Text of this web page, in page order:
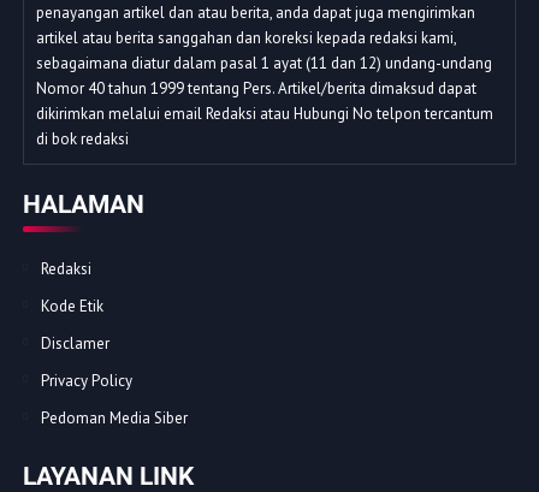
penayangan artikel dan atau berita, anda dapat juga mengirimkan
artikel atau berita sanggahan dan koreksi kepada redaksi kami,
sebagaimana diatur dalam pasal 1 ayat (11 dan 12) undang-undang
Nomor 40 tahun 1999 tentang Pers. Artikel/berita dimaksud dapat
dikirimkan melalui email Redaksi atau Hubungi No telpon tercantum
di bok redaksi
HALAMAN
Redaksi
Kode Etik
Disclamer
Privacy Policy
Pedoman Media Siber
LAYANAN LINK